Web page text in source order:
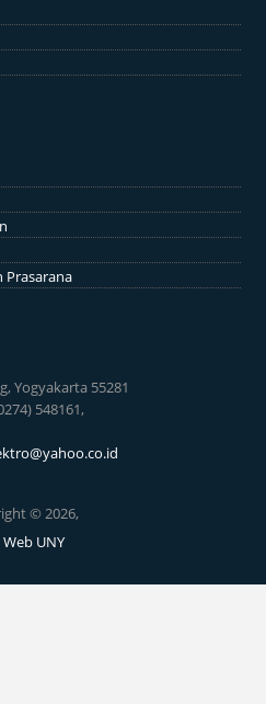
Prasarana
Yogyakarta 55281
548161,
© 2026,
UNY